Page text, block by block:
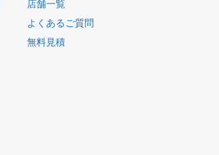
店舗一覧
よくあるご質問
無料見積